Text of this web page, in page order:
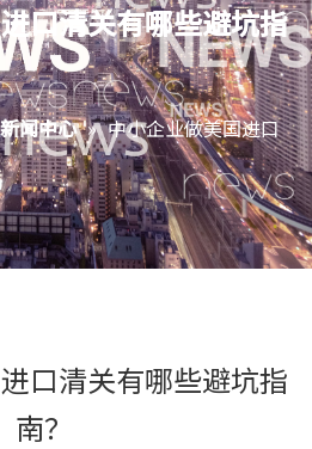
口清关有哪些避坑指
新闻中心 » 中小企业做美国进口
口清关有哪些避坑指
南？